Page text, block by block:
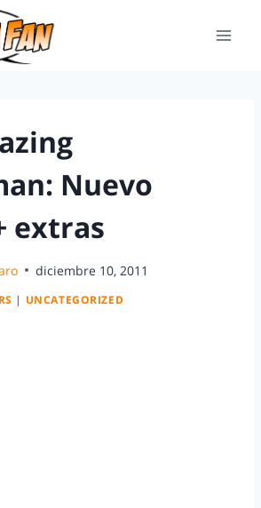
Nuevo
extras
diciembre 10, 2011
| UNCATEGORIZED